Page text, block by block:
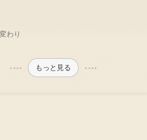
わり
もっと見る